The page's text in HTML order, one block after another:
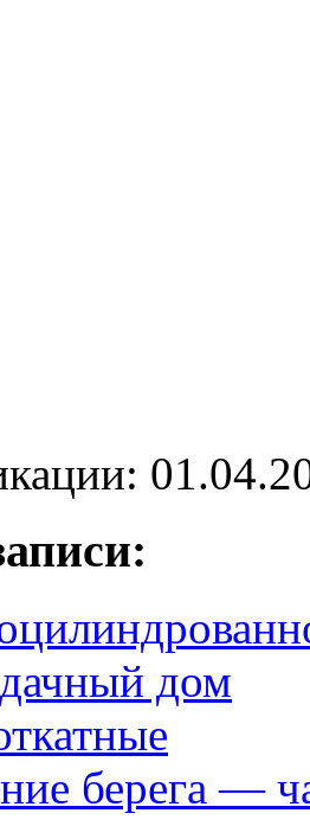
дом
берега —